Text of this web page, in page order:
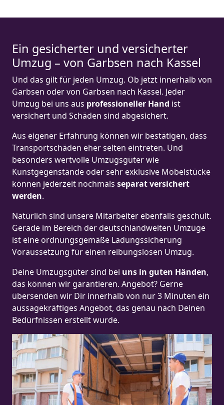
Ein gesicherter und versicherter
Umzug – von Garbsen nach Kassel
Und das gilt für jeden Umzug. Ob jetzt innerhalb von
Garbsen oder von Garbsen nach Kassel. Jeder
Umzug bei uns aus professioneller Hand ist
versichert und Schäden sind abgesichert.
Aus eigener Erfahrung können wir bestätigen, dass
Transportschäden eher selten eintreten. Und
besonders wertvolle Umzugsgüter wie
Kunstgegenstände oder sehr exklusive Möbelstücke
können jederzeit nochmals separat versichert
werden.
Natürlich sind unsere Mitarbeiter ebenfalls geschult.
Gerade im Bereich der deutschlandweiten Umzüge
ist eine ordnungsgemäße Ladungssicherung
Voraussetzung für einen reibungslosen Umzug.
Deine Umzugsgüter sind bei uns in guten Händen,
das können wir garantieren. Angebot? Gerne
übersenden wir Dir innerhalb von nur 3 Minuten ein
aussagekräftiges Angebot, das genau nach Deinen
Bedürfnissen erstellt wurde.